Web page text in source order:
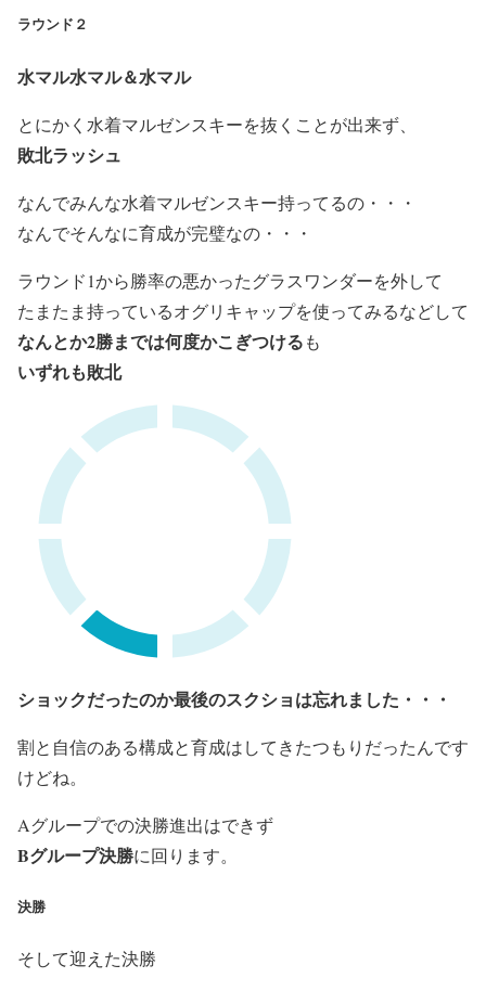
ラウンド２
水マル水マル＆水マル
とにかく水着マルゼンスキーを抜くことが出来ず、
敗北ラッシュ
なんでみんな水着マルゼンスキー持ってるの・・・
なんでそんなに育成が完璧なの・・・
ラウンド1から勝率の悪かったグラスワンダーを外して
たまたま持っているオグリキャップを使ってみるなどして
なんとか2勝までは何度かこぎつけるも
いずれも敗北
ショックだったのか最後のスクショは忘れました・・・
割と自信のある構成と育成はしてきたつもりだったんです
けどね。
Aグループでの決勝進出はできず
Bグループ決勝に回ります。
決勝
そして迎えた決勝